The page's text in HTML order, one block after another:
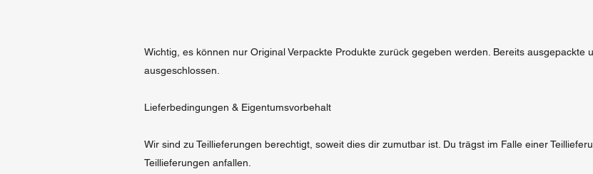
Wichtig, es können nur Original Verpackte Produkte zurück gegeben werden. Bereits
ausgeschlossen.
Lieferbedingungen & Eigentumsvorbehalt
Wir sind zu Teillieferungen berechtigt, soweit dies dir zumutbar ist. Du trägst im Falle einer
Teillieferungen anfallen.